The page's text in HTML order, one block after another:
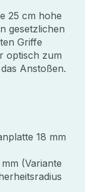
25 cm hohe
gesetzlichen
Griffe
optisch zum
Anstoßen.
18 mm
(Variante